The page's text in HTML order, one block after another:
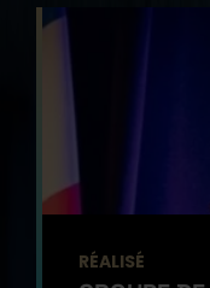
RÉALISÉ